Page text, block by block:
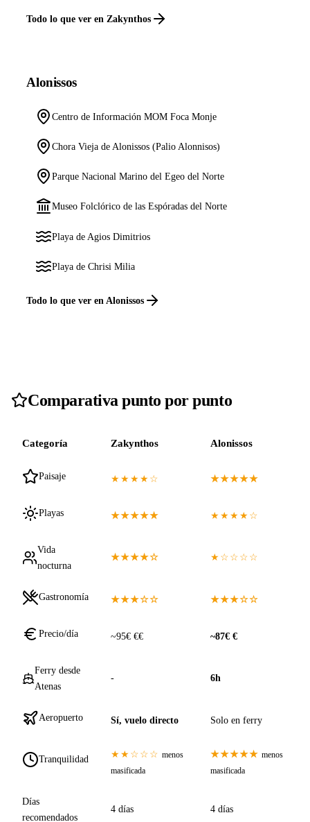
Todo lo que ver en Zakynthos
Alonissos
Centro de Información MOM Foca Monje
Chora Vieja de Alonissos (Palio Alonnisos)
Parque Nacional Marino del Egeo del Norte
Museo Folclórico de las Espóradas del Norte
Playa de Agios Dimitrios
Playa de Chrisi Milia
Todo lo que ver en Alonissos
Comparativa punto por punto
Categoría Zakynthos Alonissos
Paisaje ★★★★☆ ★★★★★
Playas ★★★★★ ★★★★☆
Vida
nocturna
★★★★☆ ★☆☆☆☆
Gastronomía ★★★☆☆ ★★★☆☆
Precio/día ~95€ €€ ~87€ €
Ferry desde
Atenas
- 6h
Aeropuerto Sí, vuelo directo Solo en ferry
Tranquilidad ★★☆☆☆ menos
masificada
★★★★★ menos
masificada
Días
recomendados
4 días 4 días